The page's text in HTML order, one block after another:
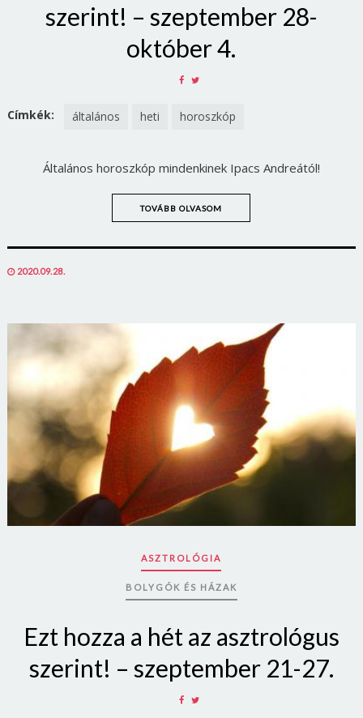
szerint! – szeptember 28-
október 4.
SHARE
FACEBOOK
TWITTER
Címkék: általános heti horoszkóp
Általános horoszkóp mindenkinek Ipacs Andreától!
TOVÁBB OLVASOM
POSTED
2020.09.28.
ASZTROLÓGIA
BOLYGÓK ÉS HÁZAK
Ezt hozza a hét az asztrológus
szerint! – szeptember 21-27.
SHARE
Borsonline bejelentkezés
E-mail cím vagy felhasználónév